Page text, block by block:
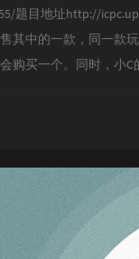
题目地址http://
其中的一款，同一款
购买一个。同时，小C